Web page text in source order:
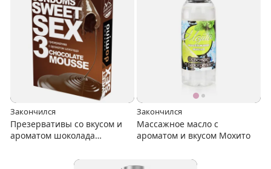
Закончился
Презервативы со вкусом и
ароматом шоколада
Закончился
Массажное масло с
ароматом и вкусом Мохито